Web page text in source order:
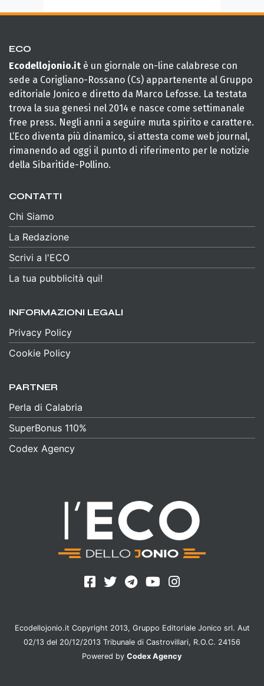
ECO
Ecodellojonio.it è un giornale on-line calabrese con
sede a Corigliano-Rossano (Cs) appartenente al Gruppo
editoriale Jonico e diretto da Marco Lefosse. La testata
trova la sua genesi nel 2014 e nasce come settimanale
free press. Negli anni a seguire muta spirito e carattere.
L’Eco diventa più dinamico, si attesta come web journal,
rimanendo ad oggi il punto di riferimento per le notizie
della Sibaritide-Pollino.
CONTATTI
Chi Siamo
La Redazione
Scrivi a l'ECO
La tua pubblicità qui!
INFORMAZIONI LEGALI
Privacy Policy
Cookie Policy
PARTNER
Perla di Calabria
SuperBonus 110%
Codex Agency
Ecodellojonio.it Copyright 2013, Gruppo Editoriale Jonico srl. Aut
02/13 del 20/12/2013 Tribunale di Castrovillari, R.O.C. 24156
Powered by Codex Agency